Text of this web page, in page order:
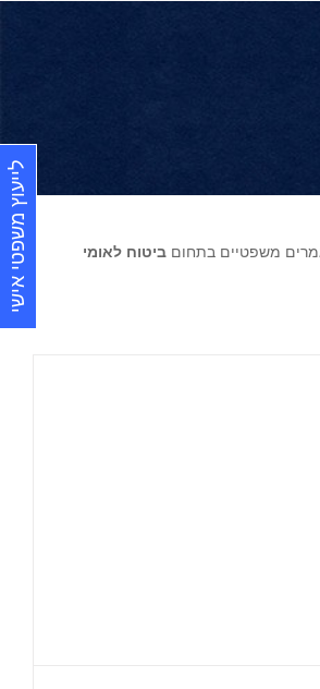
משפטיים בתחוםביטוח לאומי
לייעוץ משפטי אישי